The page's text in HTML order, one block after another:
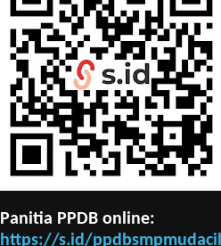
Panitia PPDB online:
https://s.id/ppdbsmpmudacil